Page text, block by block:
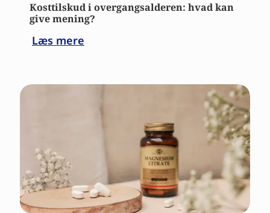
Kosttilskud i overgangsalderen: hvad kan
give mening?
Læs mere